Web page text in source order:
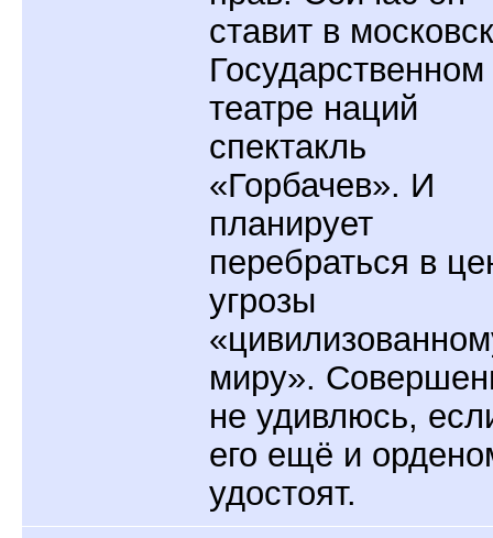
ставит в
Государственном
театре наций
спектакль
«Горбачев». И
планирует
перебраться в
угрозы
миру».
не удивлюсь,
его ещё и
удостоят.